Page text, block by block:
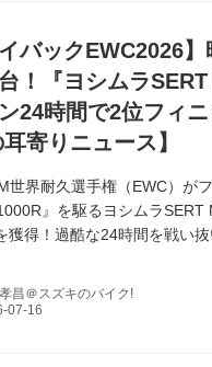
イバックEWC2026
！『ヨシムラ
24時間で2位フィ
寄りニュース】
世界耐久選手権（EWC）が
』を駆るヨシムラ
獲得！過酷な24時間を戦い
昌＠スズキのバイク!